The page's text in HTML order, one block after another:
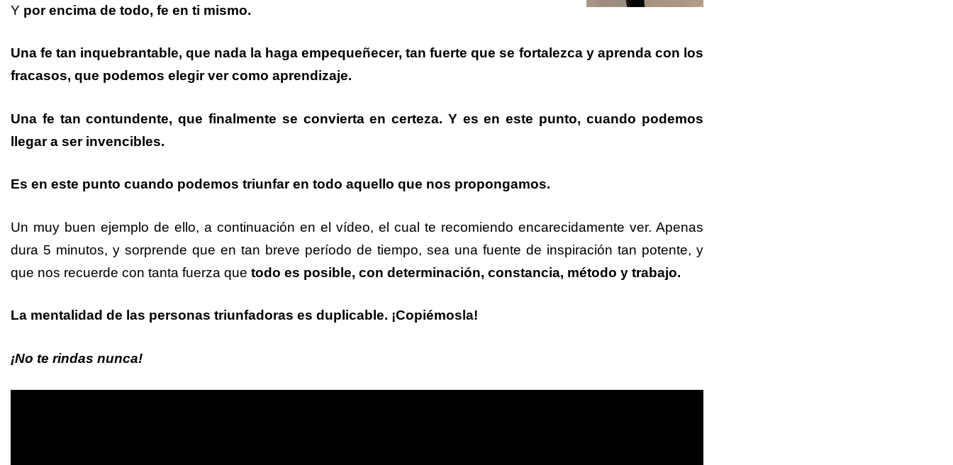
Y por encima de todo, fe en ti mismo.
Una fe tan inquebrantable, que nada la haga empequeñecer, tan fuerte que se fortalezca y aprenda con los
fracasos, que podemos elegir ver como aprendizaje.
Una fe tan contundente, que finalmente se convierta en certeza. Y es en este punto, cuando podemos
llegar a ser invencibles.
Es en este punto cuando podemos triunfar en todo aquello que nos propongamos.
Un muy buen ejemplo de ello, a continuación en el vídeo, el cual te recomiendo encarecidamente ver. Apenas
dura 5 minutos, y sorprende que en tan breve período de tiempo, sea una fuente de inspiración tan potente, y
que nos recuerde con tanta fuerza que todo es posible, con determinación, constancia, método y trabajo.
La mentalidad de las personas triunfadoras es duplicable. ¡Copiémosla!
¡No te rindas nunca!